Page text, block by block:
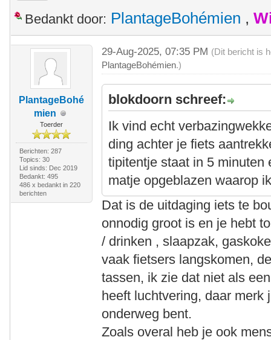
Bedankt door: PlantageBohémien ,
PlantageBohé
mien
Toerder
Berichten: 287
Topics: 30
Lid sinds: Dec 2019
Bedankt: 495
486 x bedankt in 220
berichten
29-Aug-2025, 07:35 PM (Dit bericht is
PlantageBohémien.)
blokdoorn schreef:
Ik vind echt
ding achter je fiets
tipitentje staat in 5 minuten
matje opgeblazen waarop
Dat is de uitdaging iets te
onnodig groot is en je hebt
/ drinken , slaapzak,
vaak fietsers langskomen,
tassen, ik zie dat niet als
heeft luchtvering, daar merk
onderweg bent.
Zoals overal heb je ook